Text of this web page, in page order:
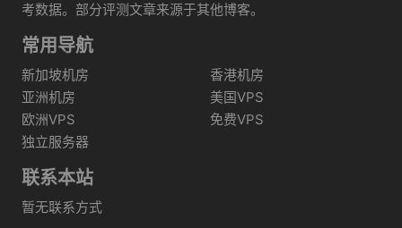
考数据。部分评测文章来源于其他博客。
常用导航
新加坡机房
香港机房
亚洲机房
美国VPS
欧洲VPS
免费VPS
独立服务器
联系本站
暂无联系方式